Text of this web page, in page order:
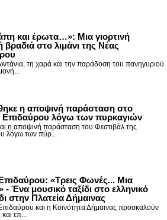
και έρωτα…»: Μια γιορτινή
βραδιά στο λιμάνι της Νέας
τη χαρά και την παράδοση του πανηγυριού
η αποψινή παράσταση στο
Επιδαύρου λόγω των πυρκαγιών
η αποψινή παράσταση του Φεστιβάλ της
λόγω των πύρ...
«Τρεις Φωνές... Μια
- Ένα μουσικό ταξίδι στο ελληνικό
στην Πλατεία Δήμαινας
και η Κοινότητα Δήμαινας προσκαλούν
και επ...